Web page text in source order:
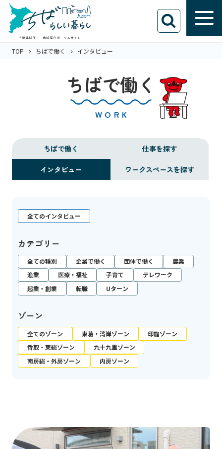
TOP ちばで働く インタビュー
ちばで働く
WORK
ちばで働く
仕事を探す
インタビュー
ワークスペースを探す
全てのインタビュー
カテゴリー
全ての種別 企業で働く 団体で働く
農業
漁業
医療・福祉 子育て
テレワーク
起業・創業
転職 Uターン
ゾーン
全てのゾーン 東葛・湾岸ゾーン
印旛ゾーン
香取・東総ゾーン
九十九里ゾーン
南房総・外房ゾーン
内房ゾーン